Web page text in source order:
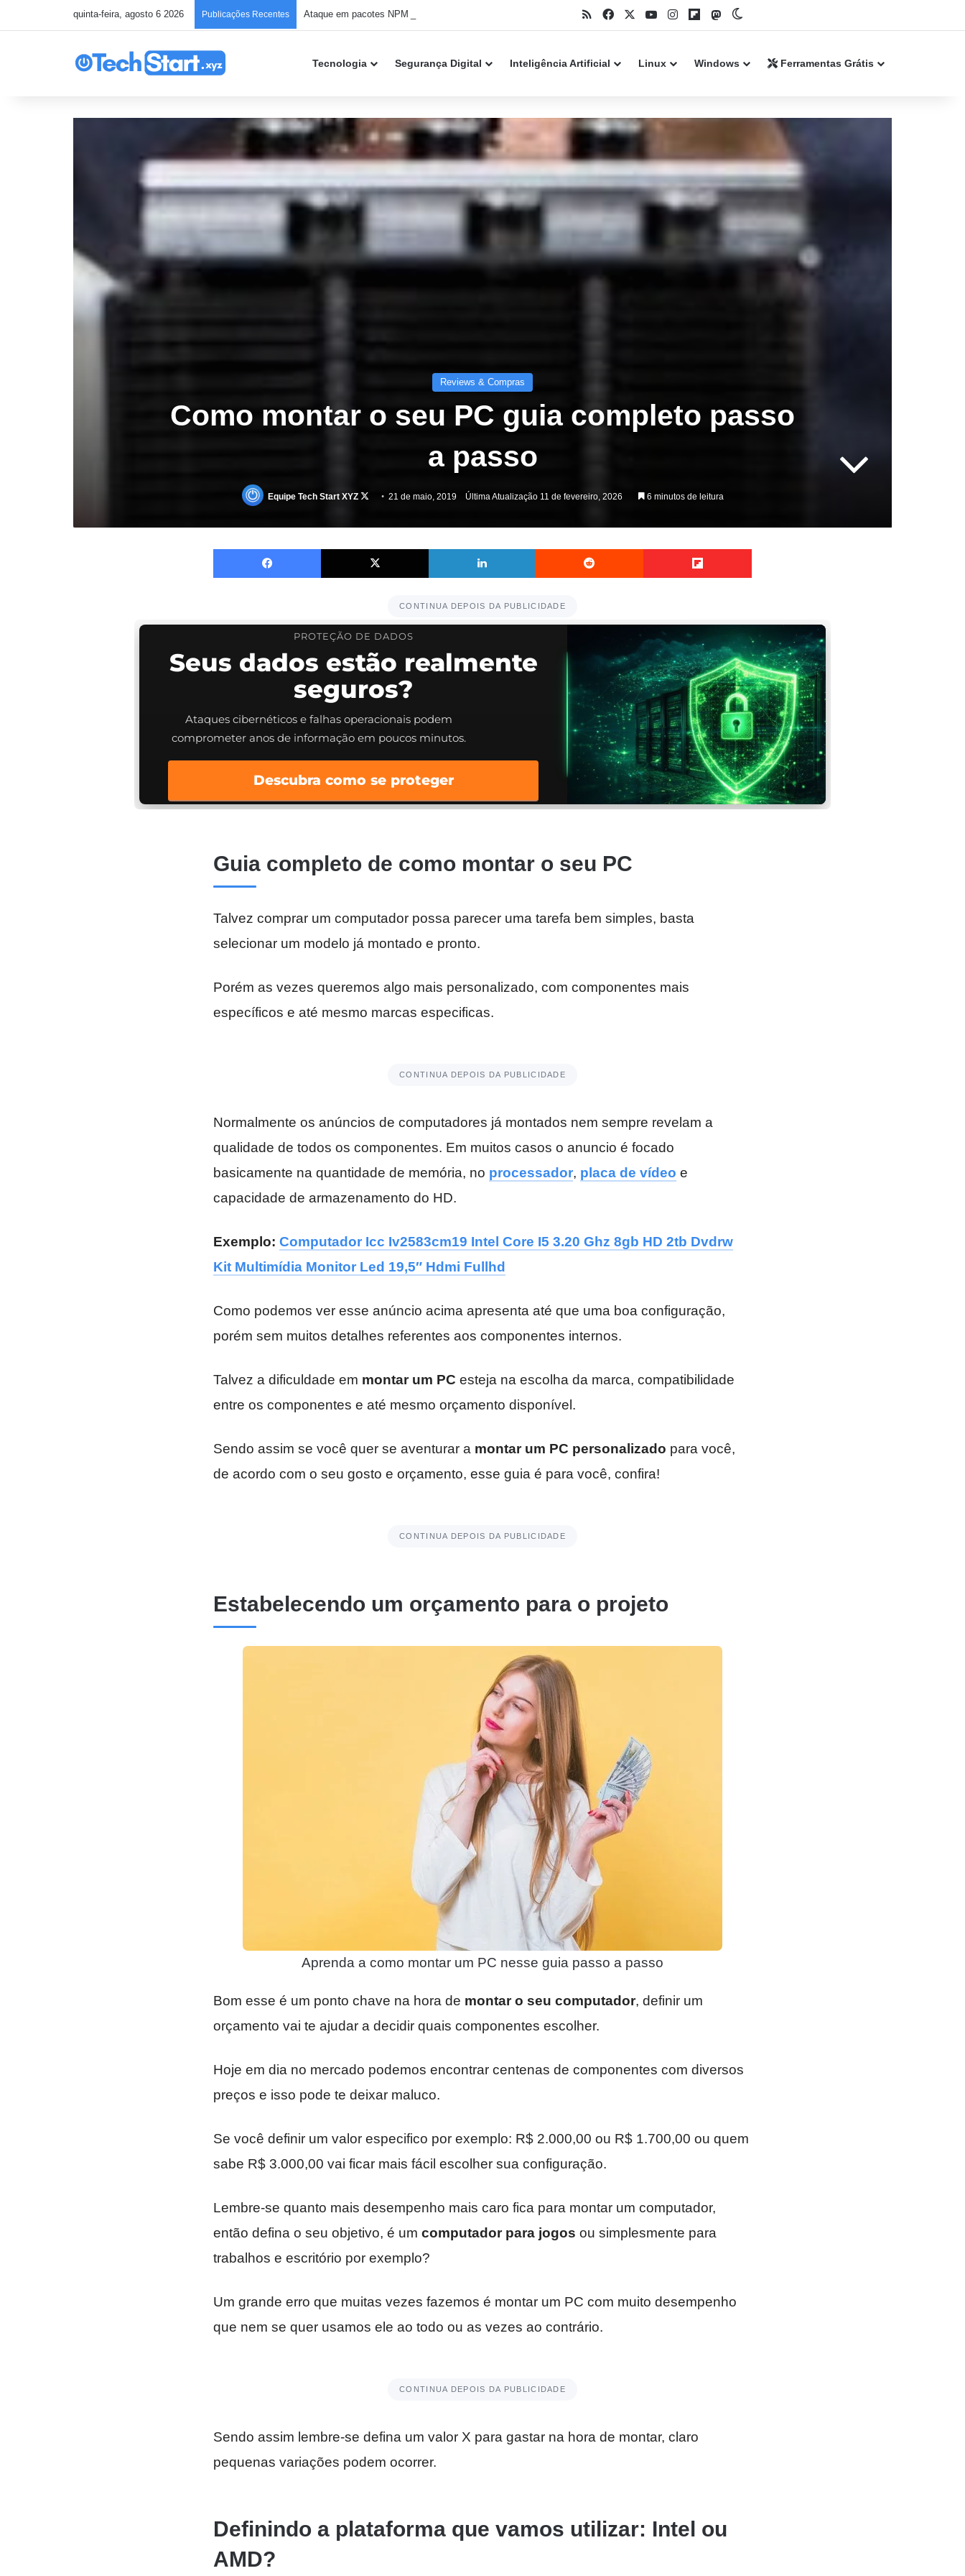
quinta-feira, agosto 6 2026 Publicações Recentes Ataque em pacotes NPM infiltra malware no VS Code RSSFacebookYouTubeInstagramFlipboard
Mastodon
Tecnologia Segurança Digital Inteligência Artificial Linux Windows Ferramentas Grátis
Reviews & Compras
Como montar o seu PC guia completo passo
a passo
Equipe Tech Start XYZ
Follow
X
21 de maio, 2019 Última Atualização 11 de fevereiro, 2026 6 minutos de leitura
Facebook X Linkedin Reddit Flipboard
CONTINUA DEPOIS DA PUBLICIDADE
PROTEÇÃO DE DADOS
Seus dados estão realmente
seguros?
Ataques cibernéticos e falhas operacionais podem
comprometer anos de informação em poucos minutos.
Descubra como se proteger
Guia completo de como montar o seu PC
Talvez comprar um computador possa parecer uma tarefa bem simples, basta
selecionar um modelo já montado e pronto.
Porém as vezes queremos algo mais personalizado, com componentes mais
específicos e até mesmo marcas especificas.
CONTINUA DEPOIS DA PUBLICIDADE
Normalmente os anúncios de computadores já montados nem sempre revelam a
qualidade de todos os componentes. Em muitos casos o anuncio é focado
basicamente na quantidade de memória, no processador, placa de vídeo e
capacidade de armazenamento do HD.
Exemplo: Computador Icc Iv2583cm19 Intel Core I5 3.20 Ghz 8gb HD 2tb Dvdrw
Kit Multimídia Monitor Led 19,5″ Hdmi Fullhd
Como podemos ver esse anúncio acima apresenta até que uma boa configuração,
porém sem muitos detalhes referentes aos componentes internos.
Talvez a dificuldade em montar um PC esteja na escolha da marca, compatibilidade
entre os componentes e até mesmo orçamento disponível.
Sendo assim se você quer se aventurar a montar um PC personalizado para você,
de acordo com o seu gosto e orçamento, esse guia é para você, confira!
CONTINUA DEPOIS DA PUBLICIDADE
Estabelecendo um orçamento para o projeto
Aprenda a como montar um PC nesse guia passo a passo
Bom esse é um ponto chave na hora de montar o seu computador, definir um
orçamento vai te ajudar a decidir quais componentes escolher.
Hoje em dia no mercado podemos encontrar centenas de componentes com diversos
preços e isso pode te deixar maluco.
Se você definir um valor especifico por exemplo: R$ 2.000,00 ou R$ 1.700,00 ou quem
sabe R$ 3.000,00 vai ficar mais fácil escolher sua configuração.
Lembre-se quanto mais desempenho mais caro fica para montar um computador,
então defina o seu objetivo, é um computador para jogos ou simplesmente para
trabalhos e escritório por exemplo?
Um grande erro que muitas vezes fazemos é montar um PC com muito desempenho
que nem se quer usamos ele ao todo ou as vezes ao contrário.
CONTINUA DEPOIS DA PUBLICIDADE
Sendo assim lembre-se defina um valor X para gastar na hora de montar, claro
pequenas variações podem ocorrer.
Definindo a plataforma que vamos utilizar: Intel ou
AMD?